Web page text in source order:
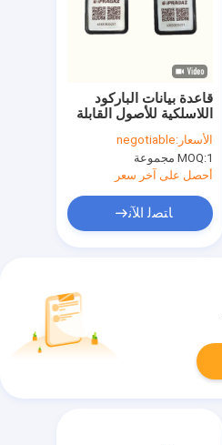
قاعدة بيانات الباركود
اللاسلكية للأصول القابلة
للتتبع لرمز الاستجابة
السريعة الدائم
الأسعار:negotiable
MOQ:1 مجموعة
أحصل على آخر سعر
ﺎﺘﺼﻟ ﺍﻶﻧ